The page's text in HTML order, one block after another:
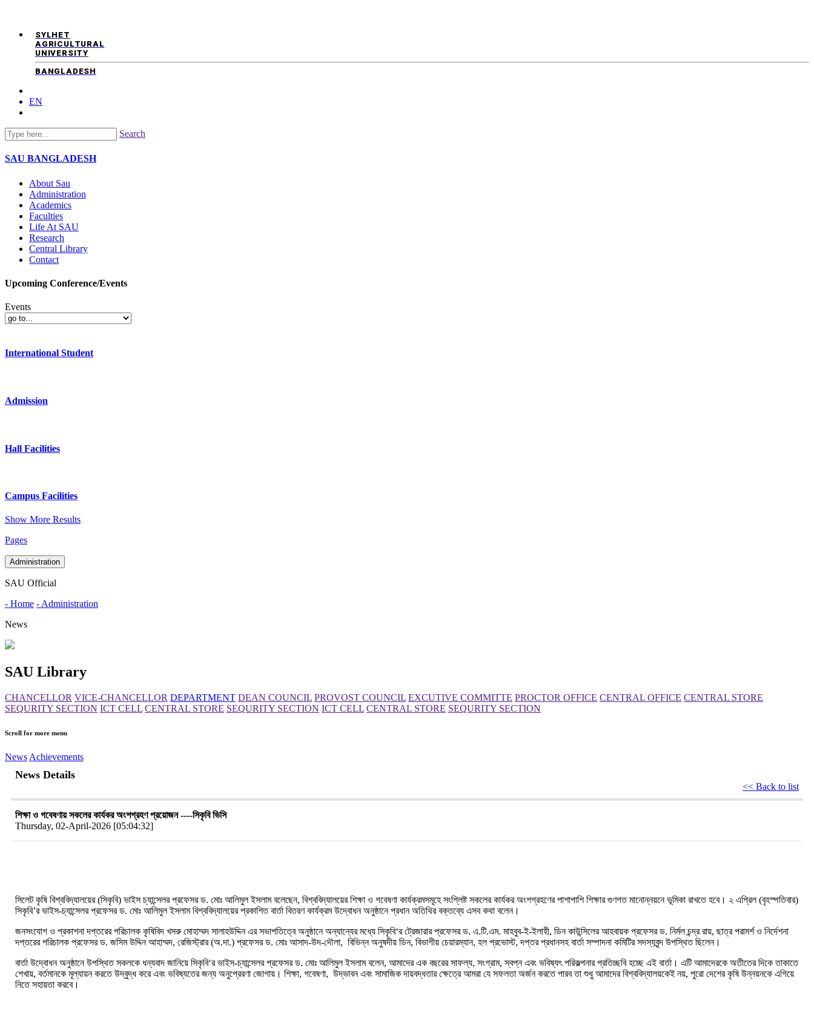
SYLHET
AGRICULTURAL
UNIVERSITY
BANGLADESH
EN
Search
SAU BANGLADESH
About Sau
Administration
Academics
Faculties
Life At SAU
Research
Central Library
Contact
Upcoming Conference/Events
Events
International Student
Admission
Hall Facilities
Campus Facilities
Show More Results
Pages
Administration
SAU Official
- Home - Administration
News
SAU Library
CHANCELLOR VICE-CHANCELLOR DEPARTMENT DEAN COUNCIL PROVOST COUNCIL EXCUTIVE COMMITTE PROCTOR OFFICE CENTRAL OFFICE CENTRAL STORE
SEQURITY SECTION ICT CELL CENTRAL STORE SEQURITY SECTION ICT CELL CENTRAL STORE SEQURITY SECTION
Scroll for more menu
News Achievements
News Details
<< Back to list
শিক্ষা ও গবেষণায় সকলের কার্যকর অংশগ্রহণ প্রয়োজন ----সিকৃবি ভিসি
Thursday, 02-April-2026 [05:04:32]
সিলেট কৃষি বিশ্ববিদ্যালয়ের(সিকৃবি) ভাইস চ্যান্সেলর প্রফেসর ড. মোঃ আলিমুল ইসলাম বলেছেন, বিশ্ববিদ্যালয়ের শিক্ষা ও গবেষণা কার্যক্রমসমূহে সংশ্লিষ্ট সকলের কার্যকর অংশগ্রহণের পাশাপাশি শিক্ষার গুণগত মানোন্নয়নে ভূমিকা রাখতে হবে। ২ এপ্রিল(বৃহস্পতিবার)
সিকৃবি’র ভাইস-চ্যান্সেলর প্রফেসর ড. মোঃ আলিমুল ইসলাম বিশ্ববিদ্যালয়ের প্রকাশিত বার্তা বিতরণ কার্যক্রম উদ্বোধন অনুষ্ঠানে প্রধান অতিথির বক্তব্যে এসব কথা বলেন।
জনসংযোগ ও প্রকাশনা দপ্তরের পরিচালক কৃষিবিদ খসরু মোহাম্মদ সালাহউদ্দিন এর সভাপতিত্বে অনুষ্ঠানে অন্যান্যের মধ্যে সিকৃবি‘র ট্রেজারার প্রফেসর ড. এ.টি.এম. মাহবুব-ই-ইলাহী, ডিন কাউন্সিলের আহবায়ক প্রফেসর ড. নির্মল চন্দ্র রায়, ছাত্র পরামর্শ ও নির্দেশনা
দপ্তরের পরিচালক প্রফেসর ড. জসিম উদ্দিন আহাম্মদ, রেজিস্ট্রার(অ.দা.) প্রফেসর ড. মোঃ আসাদ-উদ-দৌলা, বিভিন্ন অনুষদীয় ডিন, বিভাগীয় চেয়ারম্যান, হল প্রভোস্ট, দপ্তর প্রধানসহ বার্তা সম্পাদনা কমিটির সদস্যবৃন্দ উপস্থিত ছিলেন।
বার্তা উদ্বোধন অনুষ্ঠানে উপস্থিত সকলকে ধন্যবাদ জানিয়ে সিকৃবি‘র ভাইস-চ্যান্সেলর প্রফেসর ড. মোঃ আলিমুল ইসলাম বলেন, আমাদের এক বছরের সাফল্য, সংগ্রাম,স্বপ্ন এবং ভবিষ্যৎ পরিকল্পনার প্রতিচ্ছবি হচ্ছে এই বার্তা। এটি আমাদেরকে অতীতের দিকে তাকাতে
শেখায়, বর্তমানকে মূল্যায়ন করতে উদ্বুদ্ধ করে এবং ভবিষ্যতের জন্য অনুপ্রেরণা জোগায়। শিক্ষা, গবেষণা, উদ্ভাবন এবং সামাজিক দায়বদ্ধতার ক্ষেত্রে আমরা যে সফলতা অর্জন করতে পারব তা শুধু আমাদের বিশ্ববিদ্যালয়কেই নয়, পুরো দেশের কৃষি উন্নয়নকে এগিয়ে
নিতে সহায়তা করবে।